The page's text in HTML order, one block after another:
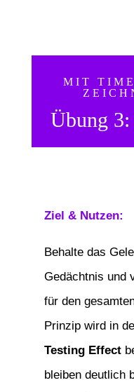
MIT
Übung 3:
Ziel & Nutzen:
Behalte das
Gedächtnis und
für den
Prinzip wird in
Testing Effect
bleiben deutlich